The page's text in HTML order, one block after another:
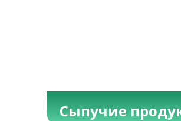
Сыпучие